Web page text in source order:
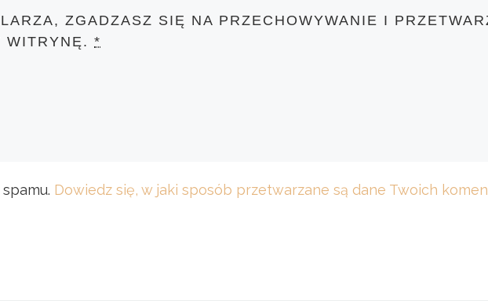
ZGADZASZ SIĘ NA PRZECHOWYWANIE I
WITRYNĘ.*
Dowiedz się, w jaki sposób przetwarzane są dane Twoich